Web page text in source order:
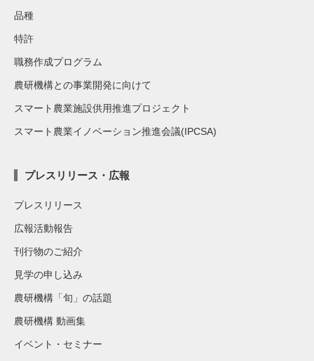
品種
特許
職務作成プログラム
農研機構との事業開発に向けて
スマート農業施設供用推進プロジェクト
スマート農業イノベーション推進会議(IPCSA)
プレスリリース・広報
プレスリリース
広報活動報告
刊行物のご紹介
見学の申し込み
農研機構「旬」の話題
農研機構 動画集
イベント・セミナー